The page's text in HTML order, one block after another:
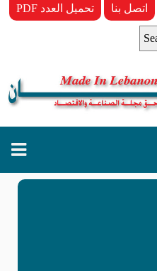
PDF تحميل العدد اتصل بنا